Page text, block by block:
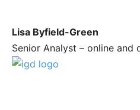
Lisa Byfield-Green
Senior Analyst – online and